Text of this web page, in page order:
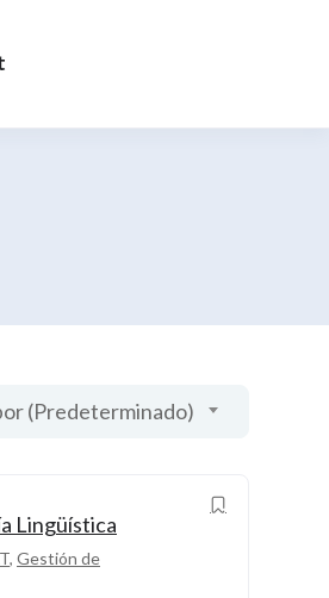
(Predeterminado)
Lingüística
, Gestión de